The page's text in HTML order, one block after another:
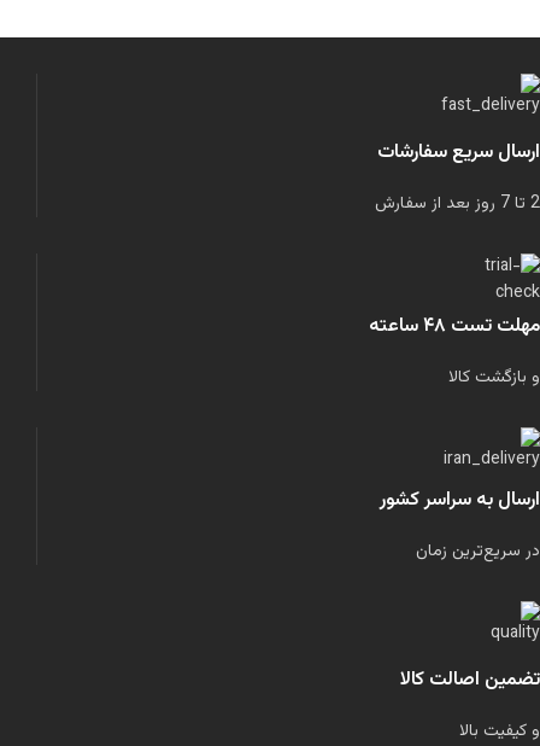
ارسال سریع سفارشات
2 تا 7 روز بعد از سفارش
مهلت تست ۴۸ ساعته
و بازگشت کالا
ارسال به سراسر کشور
در سریع‌ترین زمان
تضمین اصالت کالا
و کیفیت بالا